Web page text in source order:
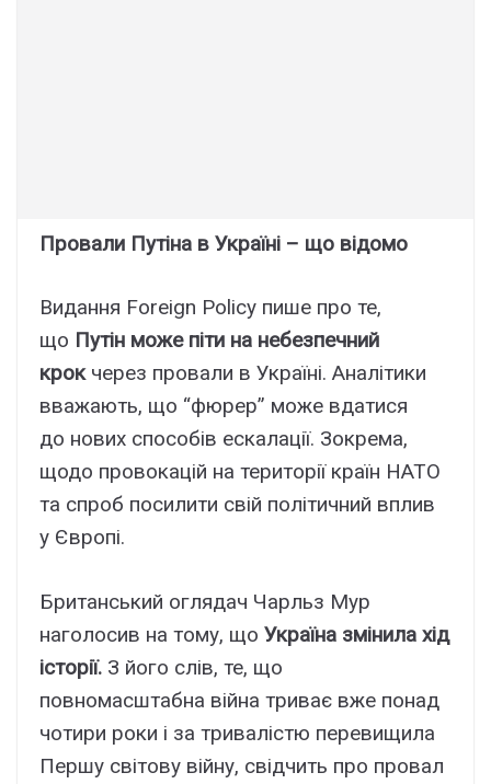
Провали Путіна в Україні – що відомо
Видання Foreign Policy пише про те,
що Путін може піти на небезпечний
крок через провали в Україні. Аналітики
вважають, що “фюрер” може вдатися
до нових способів ескалації. Зокрема,
щодо провокацій на території країн НАТО
та спроб посилити свій політичний вплив
у Європі.
Британський оглядач Чарльз Мур
наголосив на тому, що Україна змінила хід
історії. З його слів, те, що
повномасштабна війна триває вже понад
чотири роки і за тривалістю перевищила
Першу світову війну, свідчить про провал